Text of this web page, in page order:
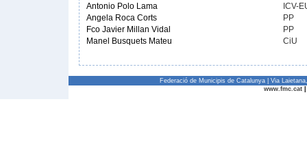
Antonio Polo Lama
ICV-
Angela Roca Corts
PP
Fco Javier Millan Vidal
PP
Manel Busquets Mateu
CiU
Federació de Municipis de Catalunya | Via
www.fmc.cat